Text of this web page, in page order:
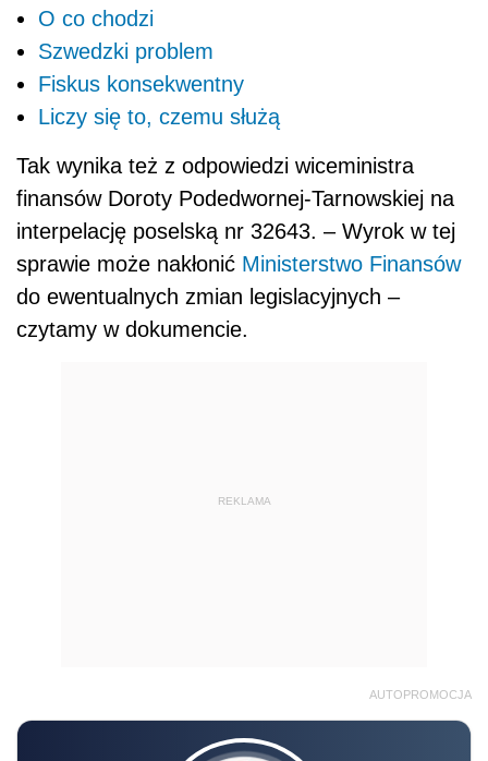
O co chodzi
Szwedzki problem
Fiskus konsekwentny
Liczy się to, czemu służą
Tak wynika też z odpowiedzi wiceministra
finansów Doroty Podedwornej-Tarnowskiej na
interpelację poselską nr 32643. – Wyrok w tej
sprawie może nakłonić Ministerstwo Finansów
do ewentualnych zmian legislacyjnych –
czytamy w dokumencie.
REKLAMA
AUTOPROMOCJA